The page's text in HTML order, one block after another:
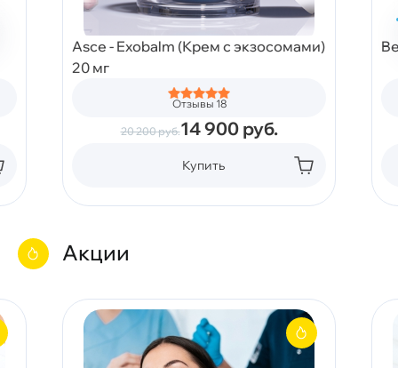
Asce - Exobalm (Крем с экзосомами)
20 мг
Отзывы 18
20 200руб.14 900 руб.
Купить
Акции